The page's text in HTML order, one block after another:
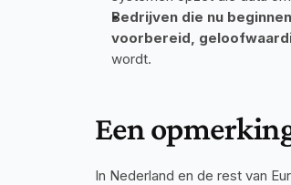
Bedrijven die nu
voorbereid,
wordt.
Een
In Nederland en de rest van